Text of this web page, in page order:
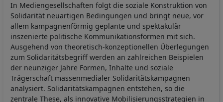
In Mediengesellschaften folgt die soziale Konstruktion von
Solidarität neuartigen Bedingungen und bringt neue, vor
allem kampagnenförmig geplante und spektakulär
inszenierte politische Kommunikationsformen mit sich.
Ausgehend von theoretisch-konzeptionellen Überlegungen
zum Solidaritätsbegriff werden an zahlreichen Beispielen
der neunziger Jahre Formen, Inhalte und soziale
Trägerschaft massenmedialer Solidaritätskampagnen
analysiert. Solidaritätskampagnen entstehen, so die
zentrale These, als innovative Mobilisierungsstrategien in